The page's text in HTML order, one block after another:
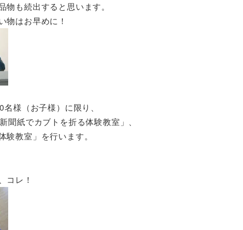
も続出すると思います。
物はお早めに！
様（お子様）に限り、
紙でカブトを折る体験教室」、
教室」を行います。
コレ！